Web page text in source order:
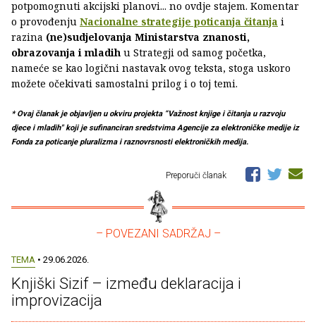
potpomognuti akcijski planovi... no ovdje stajem. Komentar
o provođenju Nacionalne strategije poticanja čitanja i
razina (ne)sudjelovanja Ministarstva znanosti,
obrazovanja i mladih u Strategji od samog početka,
nameće se kao logični nastavak ovog teksta, stoga uskoro
možete očekivati samostalni prilog i o toj temi.
* Ovaj članak je objavljen u okviru projekta “Važnost knjige i čitanja u razvoju
djece i mladih" koji je sufinanciran sredstvima Agencije za elektroničke medije iz
Fonda za poticanje pluralizma i raznovrsnosti elektroničkih medija.
Preporuči članak
– POVEZANI SADRŽAJ –
TEMA • 29.06.2026.
Knjiški Sizif – između deklaracija i
improvizacija